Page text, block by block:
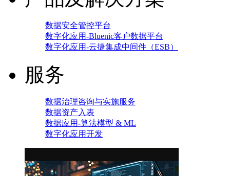
数据安全管控平台
数字化应用-Bluenic客户数据平台
数字化应用-云捷集成中间件（ESB）
服务
数据治理咨询与实施服务
数据资产入表
数据应用-算法模型 & ML
数字化应用开发